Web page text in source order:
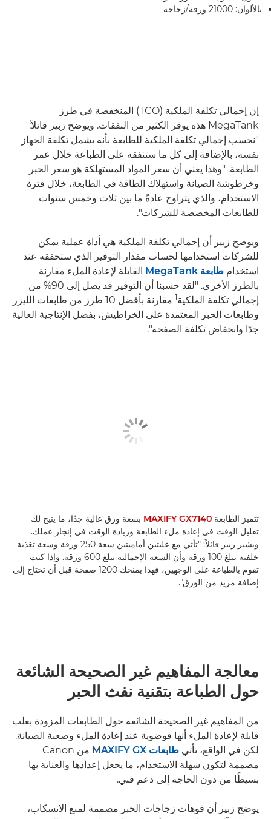
بالألوان: 21000 ورقة/زجاجة
إن إجمالي تكلفة الملكية (TCO) المنخفضة في طرز
MegaTank هذه يوفر الكثير من النفقات. ويوضح زبير قائلاً:
"نحسب إجمالي تكلفة الملكية للطابعة بأنه يشمل تكلفة الجهاز
نفسه، بالإضافة إلى كل ما ستنفقه على الطباعة خلال عمر
الطابعة. "وهذا يعني أن سعر المواد المستهلكة هو سعر الحبر
وخرطوشة الصيانة واستهلاك الطاقة في الطابعة، خلال فترة
الاستخدام، والذي يتراوح عادةً ما بين ثلاث وخمس سنوات
للطابعات المخصصة للشركات".
ويوضح زبير أن إجمالي تكلفة الملكية هي أداة عملية يمكن
للشركات استخدامها لحساب مقدار التوفير الذي ستحققه عند
استخدام طابعة MegaTank
القابلة لإعادة الملء مقارنة
بالطرز الأخرى. "لقد حسبنا أن التوفير قد يصل إلى 90% من
إجمالي تكلفة الملكية1
مقارنة بأفضل 10 طرز من طابعات الليزر
وطابعات الحبر المعتمدة على الخراطيش، بفضل الإنتاجية العالية
جدًا وانخفاض تكلفة الصفحة".
تتميز الطابعة MAXIFY GX7140 بسعة ورق عالية جدًا، ما يتيح لك
تقليل الوقت في إعادة ملء الطابعة وزيادة الوقت في إنجاز عملك.
ويشير زبير قائلاً: "تأتي مع علبتين أماميتين سعة 250 ورقة وسعة تغذية
خلفية تبلغ 100 ورقة وأن السعة الإجمالية تبلغ 600 ورقة. وإذا كنت
تقوم بالطباعة على الوجهين، فهذا يمنحك 1200 صفحة قبل أن تحتاج إلى
إضافة مزيد من الورق".
معالجة المفاهيم غير الصحيحة الشائعة
حول الطباعة بتقنية نفث الحبر
من المفاهيم غير الصحيحة الشائعة حول الطابعات المزودة بعلب
قابلة لإعادة الملء أنها فوضوية عند إعادة الملء وصعبة الصيانة.
لكن في الواقع، تأتي طابعات MAXIFY GX
من Canon
مصممة لتكون سهلة الاستخدام، ما يجعل إعدادها والعناية بها
بسيطًا من دون الحاجة إلى دعم فني.
يوضح زبير أن فوهات زجاجات الحبر مصممة لمنع الانسكاب،